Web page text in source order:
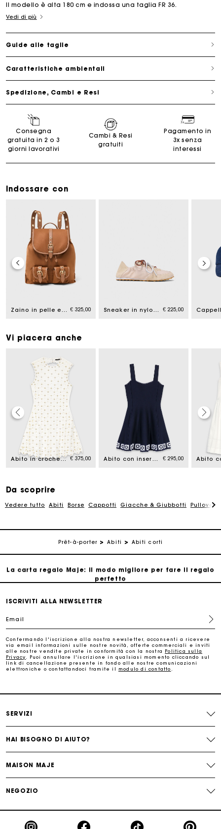
Il modello è alta 180 cm e indossa una taglia FR 36.
Vedi di più
Guide alle taglie
Caratteristiche ambientali
Spedizione, Cambi e Resi
Consegna
gratuita in 2 o 3
giorni lavorativi
Cambi & Resi
gratuiti
Pagamento in
3x senza
interessi
Indossare con
Zaino in pelle e nylon € 325,00 Sneaker in nylon con multi-lacci € 225,00
Vi piacera anche
Abito in crochet con specchietti € 375,00 Abito con inserti in crochet € 295,00
Da scoprire
Vedere tutto Abiti Borse Cappotti Giacche & Giubbotti
Prêt-à-porter Abiti Abiti corti
La carta regalo Maje: il modo migliore per fare il regalo
perfetto
Consegna a domicilio offerta entro 2-3 giorni
Paga in 3 rate senza commissioni
Traccia il mio ordine
La carta regalo Maje: il modo migliore per fare il regalo
perfetto
Consegna a domicilio offerta entro 2-3 giorni
Paga in 3 rate senza commissioni
Cambi & Resi gratuiti
ISCRIVITI ALLA NEWSLETTER
Email
Confermando l'iscrizione alla nostra newsletter, acconsenti a ricevere
via email informazioni sulle nostre novità, offerte commerciali e inviti
alle nostre vendite private in conformità con la nostra Politica sulla
Privacy
. Puoi annullare l'iscrizione in qualsiasi momento cliccando sul
link di cancellazione presente in fondo alle nostre comunicazioni
elettroniche o contattandoci tramite il modulo di contatto
SERVIZI
HAI BISOGNO DI AIUTO?
MAISON MAJE
NEGOZIO